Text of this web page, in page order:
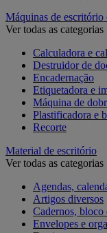
Máquinas de escritório
Ver todas as categorias
Calculadora e
Destruidor de
Encadernação
Etiquetadora e
Máquina de
Plastificadora e
Recorte
Material de escritório
Ver todas as categorias
Agendas,
Artigos diversos
Cadernos,
Envelopes e